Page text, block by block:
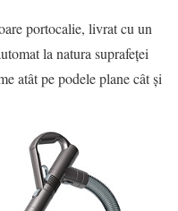
portocalie, livrat cu un
la natura suprafeţei
atât pe podele plane cât şi